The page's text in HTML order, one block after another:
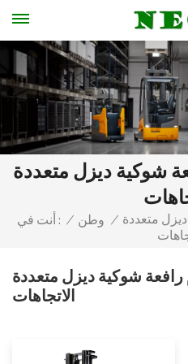
شوكية ديزل متعددة
أنت في : / وطن / متعددة
شوكية ديزل متعددة
الاتجاهات